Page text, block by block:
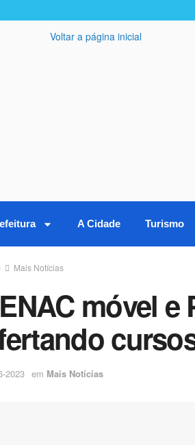
A Cidade Turismo
Mais Notícias
móvel
2023 em Mais Notícias